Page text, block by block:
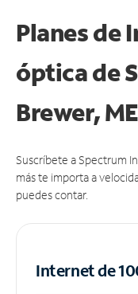
Planes de
óptica de
Brewer, ME
Suscríbete a Spectrum
más te importa a
puedes contar.
Internet de